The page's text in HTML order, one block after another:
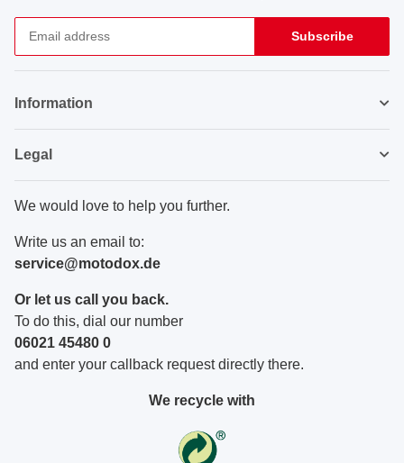
Subscribe
Information
Legal
We would love to help you further.
Write us an email to:
service@motodox.de
Or let us call you back.
To do this, dial our number
06021 45480 0
and enter your callback request directly there.
We recycle with